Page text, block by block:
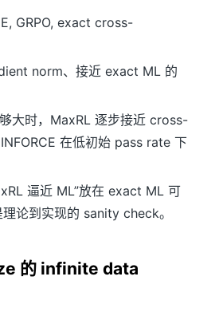
GRPO, exact cross-
norm、接近 exact ML 的
大时，MaxRL 逐步接近 cross-
在低初始 pass rate 下
逼近 ML”放在 exact ML 可
论到实现的 sanity check。
的 infinite data